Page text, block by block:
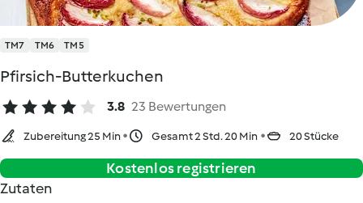
TM7 TM6 TM5
Pfirsich-Butterkuchen
3.8 23 Bewertungen
Zubereitung 25 Min Gesamt 2 Std. 20 Min 20 Stücke
Kostenlos registrieren
Zutaten